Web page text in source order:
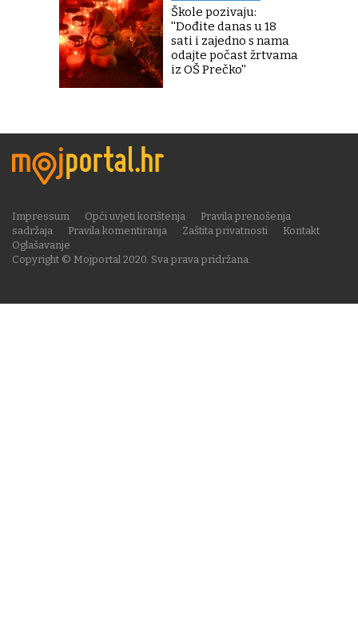
Škole pozivaju:
''Dođite danas u 18
sati i zajedno s nama
odajte počast žrtvama
iz OŠ Prečko''
Copyright © Mojportal 2020. Sva prava pridržana.
Impressum Opći uvjeti korištenja
Pravila prenošenja
sadržaja
Pravila komentiranja Zaštita privatnosti
Kontakt
Oglašavanje